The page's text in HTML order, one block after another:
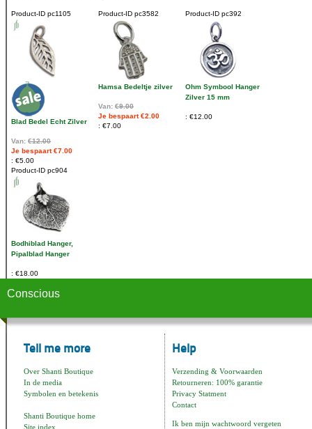
Product-ID pc1105
Blad Bedel Echt Zilver
Van: €12.00
Je bespaart €7.00
€5.00
Product-ID pc3582
Hamsa Bedeltje zilver
Van: €9.00
Je bespaart €2.00
€7.00
Product-ID pc392
Ohm Symbool Hanger
Zilver 15 mm
€12.00
Product-ID pc904
Bodhiblad Hanger,
Pipalblad Hanger
€18.00
Conscious
Tell me more
Over Shanti Boutique
In de media
Symbolen en betekenis
Shanti Boutique home
Site index
Help
Verzending & Voorwaarden
Retourneren: 100% garantie
Privacy Statment
Contact
Ik ben mijn wachtwoord vergeten